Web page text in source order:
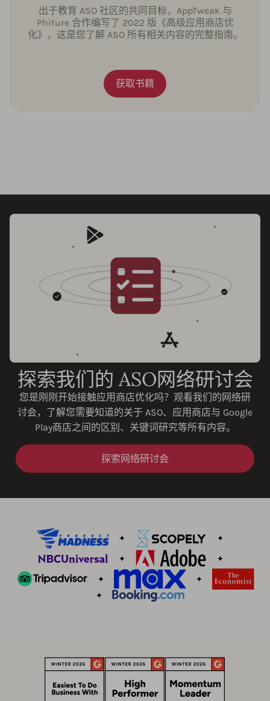
出于教育 ASO 社区的共同目标，AppTweak 与
Phiture 合作编写了 2022 版《高级应用商店优
化》，这是您了解 ASO 所有相关内容的完整指南。
获取书籍
探索我们的 ASO网络研讨会
您是刚刚开始接触应用商店优化吗？观看我们的网络研
讨会，了解您需要知道的关于 ASO、应用商店与 Google
Play商店之间的区别、关键词研究等所有内容。
探索网络研讨会